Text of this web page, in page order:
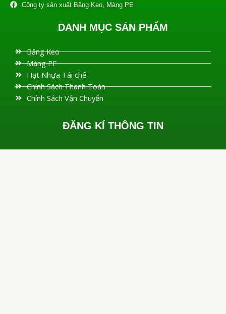
Công ty sản xuất Băng Keo, Màng PE
DANH MỤC SẢN PHẨM
Băng Keo
Màng PE
Hạt Nhựa Tái chế
Chính Sách Thanh Toán
Chính Sách Vận Chuyển
ĐĂNG KÍ THÔNG TIN